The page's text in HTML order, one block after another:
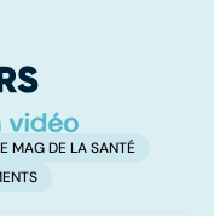
MAG DE LA SANTÉ